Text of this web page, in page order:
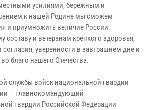
усилиями, бережным и
к нашей Родине мы сможем
и приумножить величие России.
и ветеранам крепкого здоровья,
согласия, уверенности в завтрашнем дне и
благо нашего Отечества.
службы войск национальной гвардии
– главнокомандующий
гвардии Российской Федерации